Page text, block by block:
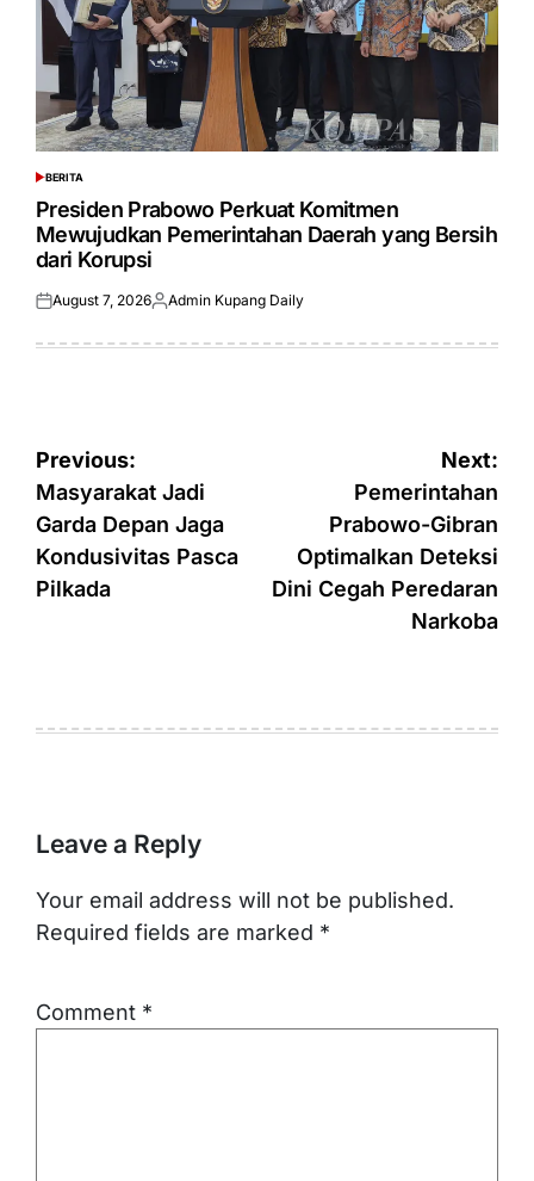
POSTED
IN
BERITA
Presiden Prabowo Perkuat Komitmen
Mewujudkan Pemerintahan Daerah yang Bersih
dari Korupsi
Posted
August 7, 2026Posted
Admin Kupang Daily
Post
navigation
Previous:
Masyarakat Jadi
Garda Depan Jaga
Kondusivitas Pasca
Pilkada
Next:
Pemerintahan
Prabowo-Gibran
Optimalkan Deteksi
Dini Cegah Peredaran
Narkoba
Leave a Reply
Your email address will not be published.
Required fields are marked *
Comment *